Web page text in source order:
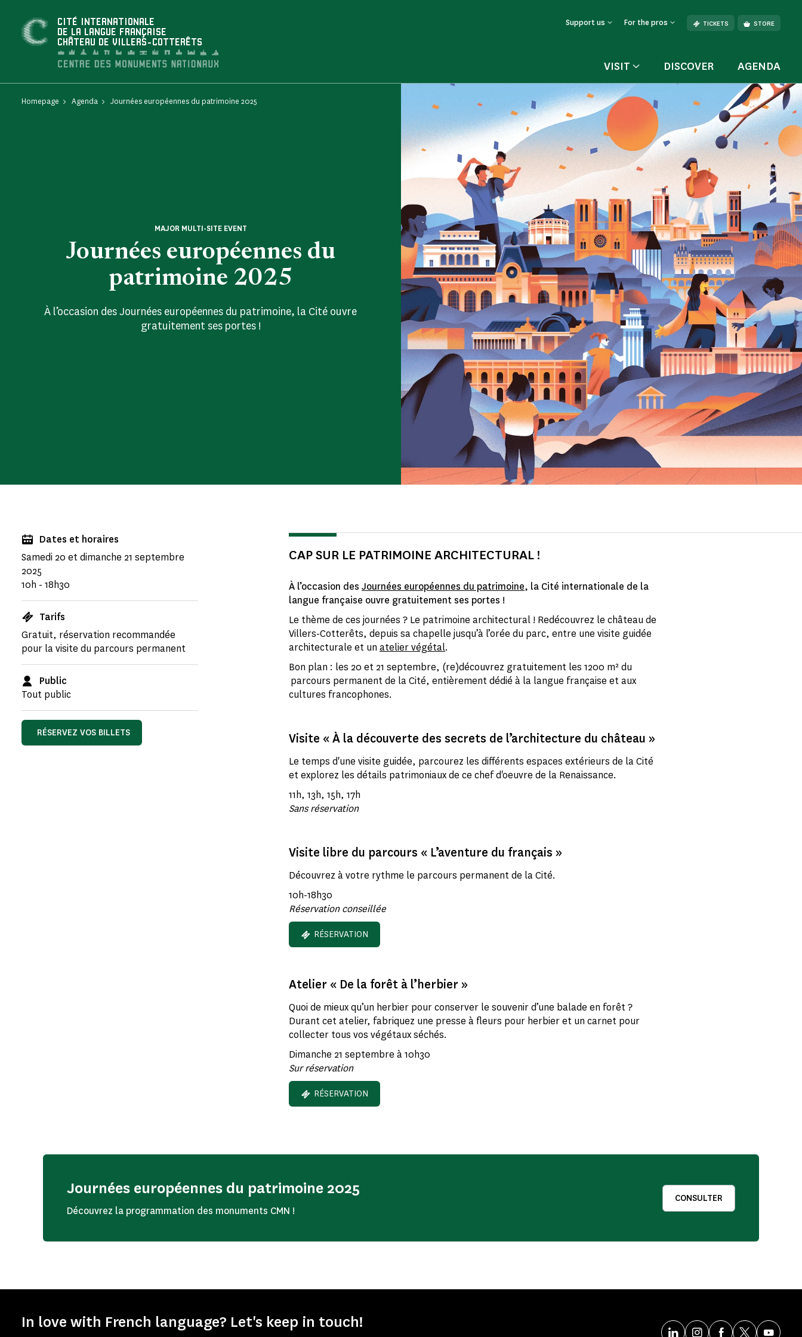
CITÉ INTERNATIONALE
DE LA LANGUE FRANÇAISE
CHÂTEAU DE VILLERS-COTTERÊTS
Support us For the pros TICKETS STORE
VISIT DISCOVER AGENDA
Homepage Agenda Journées européennes du patrimoine 2025
Journées européennes du
patrimoine 2025
MAJOR MULTI-SITE EVENT
À l’occasion des Journées européennes du patrimoine, la Cité ouvre
gratuitement ses portes !
Dates et horaires
Samedi 20 et dimanche 21 septembre
2025
10h - 18h30
Tarifs
Gratuit, réservation recommandée
pour la visite du parcours permanent
Public
Tout public
RÉSERVEZ VOS BILLETS
CAP SUR LE PATRIMOINE ARCHITECTURAL !
À l’occasion des Journées européennes du patrimoine, la Cité internationale de la
langue française ouvre gratuitement ses portes !
Le thème de ces journées ? Le patrimoine architectural ! Redécouvrez le château de
Villers-Cotterêts, depuis sa chapelle jusqu’à l’orée du parc, entre une visite guidée
architecturale et un atelier végétal.
Bon plan : les 20 et 21 septembre, (re)découvrez gratuitement les 1200 m² du
parcours permanent de la Cité, entièrement dédié à la langue française et aux
cultures francophones.
Visite « À la découverte des secrets de l’architecture du château »
Le temps d'une visite guidée, parcourez les différents espaces extérieurs de la Cité
et explorez les détails patrimoniaux de ce chef d'oeuvre de la Renaissance.
11h, 13h, 15h, 17h
Sans réservation
Visite libre du parcours « L’aventure du français »
Découvrez à votre rythme le parcours permanent de la Cité.
10h-18h30
Réservation conseillée
RÉSERVATION
Atelier « De la forêt à l’herbier »
Quoi de mieux qu’un herbier pour conserver le souvenir d’une balade en forêt ?
Durant cet atelier, fabriquez une presse à fleurs pour herbier et un carnet pour
collecter tous vos végétaux séchés.
Dimanche 21 septembre à 10h30
Sur réservation
RÉSERVATION
Journées européennes du patrimoine 2025
Découvrez la programmation des monuments CMN !
CONSULTER
In love with French language? Let's keep in touch!